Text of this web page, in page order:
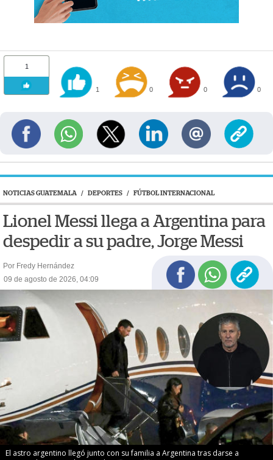
1
1 0 0 0
NOTICIAS GUATEMALA / DEPORTES / FÚTBOL INTERNACIONAL
Lionel Messi llega a Argentina para
despedir a su padre, Jorge Messi
Por Fredy Hernández
09 de agosto de 2026, 04:09
El astro argentino llegó junto con su familia a Argentina tras darse a